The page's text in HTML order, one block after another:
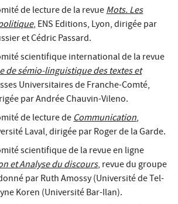
de lecture de la revueMots. Les
, ENS Editions, Lyon, dirigée par
et Cédric Passard.
scientifique international de la revue
de sémio-linguistique des textes et
Universitaires de Franche-Comté,
par Andrée Chauvin-Vileno.
de lecture deCommunication,
Laval, dirigée par Roger de la Garde.
scientifique de la revue en ligne
et Analyse du discours, revue du groupe
par Ruth Amossy (Université de Tel-
Koren (Université Bar-Ilan).